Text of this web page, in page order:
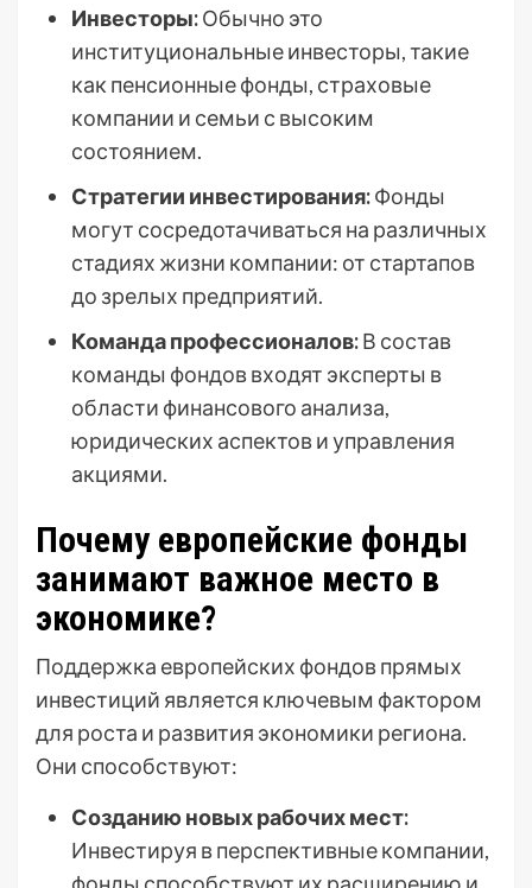
Инвесторы:Обычно это
институциональные инвесторы, такие
как пенсионные фонды, страховые
компании и семьи с высоким
состоянием.
Стратегии инвестирования:Фонды
могут сосредотачиваться на различных
стадиях жизни компании: от стартапов
до зрелых предприятий.
Команда профессионалов:В состав
команды фондов входят эксперты в
области финансового анализа,
юридических аспектов и управления
акциями.
Почему европейские фонды
занимают важное место в
экономике?
Поддержка европейских фондов прямых
инвестиций является ключевым фактором
для роста и развития экономики региона.
Они способствуют:
Созданию новых рабочих мест:
Инвестируя в перспективные компании,